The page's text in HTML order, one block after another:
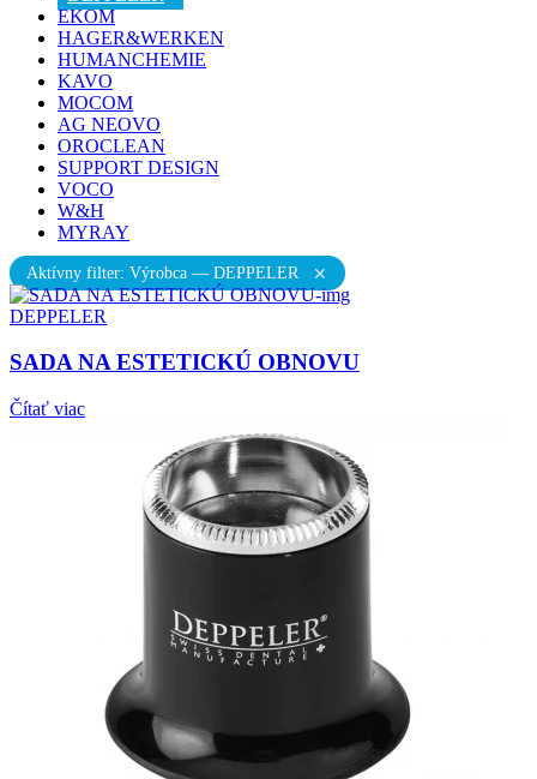
EKOM
HAGER&WERKEN
HUMANCHEMIE
KAVO
MOCOM
AG NEOVO
OROCLEAN
SUPPORT DESIGN
VOCO
W&H
MYRAY
Aktívny filter: Výrobca — DEPPELER ✕
DEPPELER
SADA NA ESTETICKÚ OBNOVU
Čítať viac